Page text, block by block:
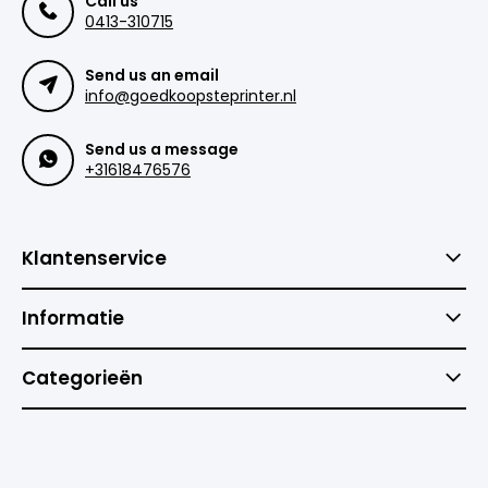
0413-310715
Send us an email
info@goedkoopsteprinter.nl
Send us a message
+31618476576
Klantenservice
Informatie
Categorieën